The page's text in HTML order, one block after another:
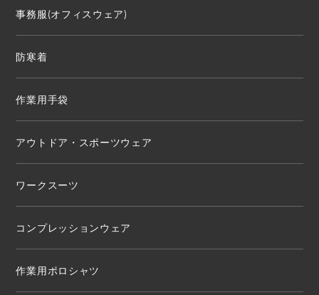
事務服(オフィスウェア)
防寒着
作業用手袋
アウトドア・スポーツウェア
ワークスーツ
コンプレッションウェア
作業用ポロシャツ